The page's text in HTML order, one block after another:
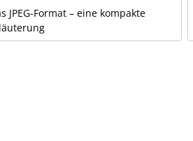
JPEG-Format – eine kompakte